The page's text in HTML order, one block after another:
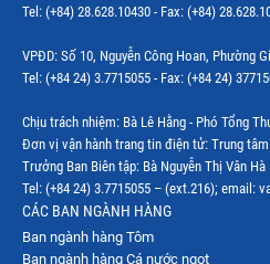
Tel: (+84) 28.628.10430 - Fax: (+84)
VPĐD: Số 10, Nguyễn Công Hoan, Phường
Tel: (+84 24) 3.7715055 - Fax: (+84 24)
Chịu trách nhiệm: Bà Lê Hằng - Phó Tổng
Đơn vị vận hành trang tin điện tử: Trung tâm
Trưởng Ban Biên tập: Bà Nguyễn Thị Vân Hà
Tel: (+84 24) 3.7715055 – (ext.216); email:
CÁC BAN NGÀNH HÀNG
Ban ngành hàng Tôm
Ban ngành hàng Cá nước ngọt